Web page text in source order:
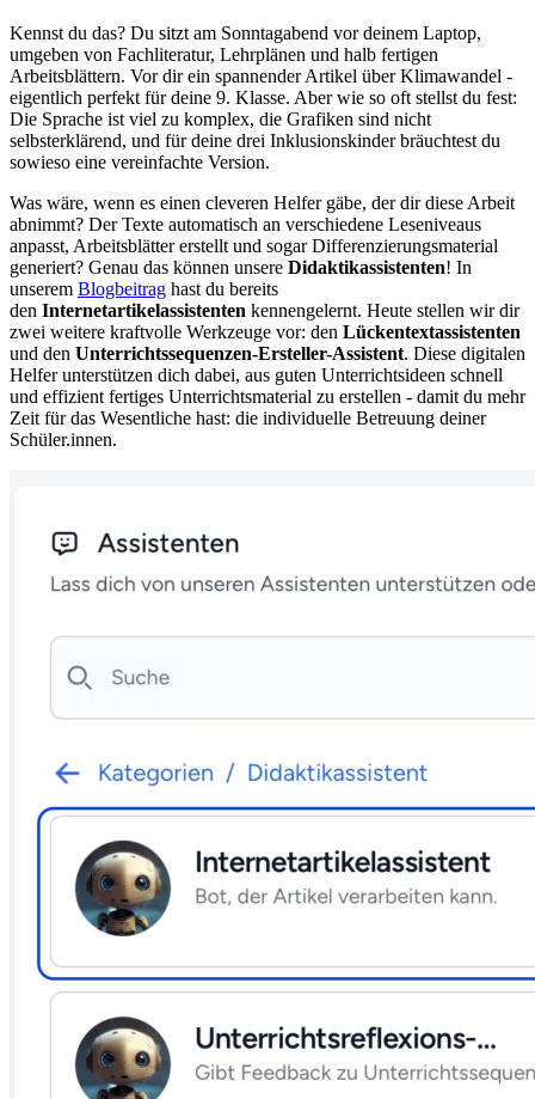
Kennst du das? Du sitzt am Sonntagabend vor deinem Laptop,
umgeben von Fachliteratur, Lehrplänen und halb fertigen
Arbeitsblättern. Vor dir ein spannender Artikel über Klimawandel -
eigentlich perfekt für deine 9. Klasse. Aber wie so oft stellst du fest:
Die Sprache ist viel zu komplex, die Grafiken sind nicht
selbsterklärend, und für deine drei Inklusionskinder bräuchtest du
sowieso eine vereinfachte Version.
Was wäre, wenn es einen cleveren Helfer gäbe, der dir diese Arbeit
abnimmt? Der Texte automatisch an verschiedene Leseniveaus
anpasst, Arbeitsblätter erstellt und sogar Differenzierungsmaterial
generiert? Genau das können unsere Didaktikassistenten! In
unserem Blogbeitrag hast du bereits
den Internetartikelassistenten kennengelernt. Heute stellen wir dir
zwei weitere kraftvolle Werkzeuge vor: den Lückentextassistenten
und den Unterrichtssequenzen-Ersteller-Assistent. Diese digitalen
Helfer unterstützen dich dabei, aus guten Unterrichtsideen schnell
und effizient fertiges Unterrichtsmaterial zu erstellen - damit du mehr
Zeit für das Wesentliche hast: die individuelle Betreuung deiner
Schüler.innen.